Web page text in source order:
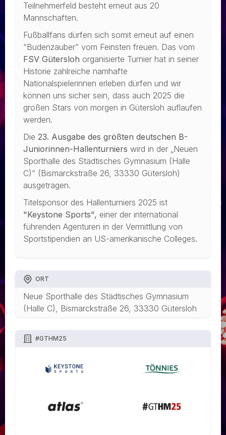
Teilnehmerfeld besteht erneut aus 20
Mannschaften.
Fußballfans dürfen sich somit erneut auf einen
“Budenzauber” vom Feinsten freuen. Das vom
FSV Gütersloh organisierte Turnier hat in seiner
Historie zahlreiche namhafte
Nationalspielerinnen erleben dürfen und wir
können uns sicher sein, dass auch 2025 die
großen Stars von morgen in Gütersloh auflaufen
werden.
Die 23. Ausgabe des größten deutschen B-
Juniorinnen-Hallenturniers wird in der „Neuen
Sporthalle des Städtisches Gymnasium (Halle
C)“ (Bismarckstraße 26, 33330 Gütersloh)
ausgetragen.
Titelsponsor des Hallenturniers 2025 ist
"Keystone Sports", einer der international
führenden Agenturen in der Vermittlung von
Sportstipendien an US-amerikanische Colleges.
ORT
Neue Sporthalle des Städtisches Gymnasium
(Halle C), Bismarckstraße 26, 33330 Gütersloh
#GTHM25